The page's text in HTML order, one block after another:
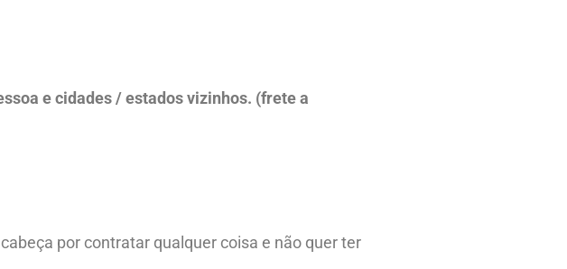
e cidades / estados vizinhos. (frete a
por contratar qualquer coisa e não quer ter